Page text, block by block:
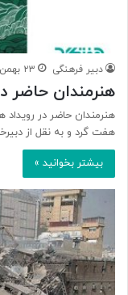
دبیر فرهنگی ۲۳ بهمن ۱۴۰۱
هنرمندان حاضر
هنرمندان حاضر در
هفت گرد و به نقل از
بیشتر بخوانید »